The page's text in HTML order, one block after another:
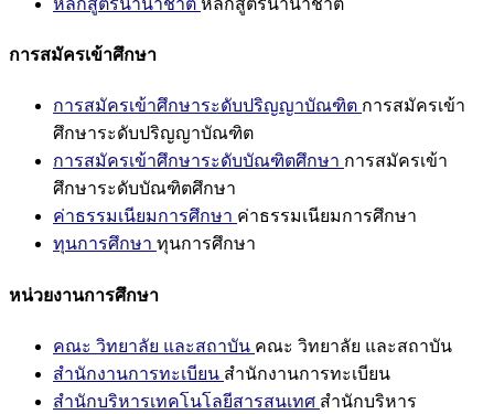
การสมัครเข้าศึกษา
การสมัครเข้าศึกษาระดับปริญญาบัณฑิต การสมัครเข้า
ศึกษาระดับปริญญาบัณฑิต
การสมัครเข้าศึกษาระดับบัณฑิตศึกษา การสมัครเข้า
ศึกษาระดับบัณฑิตศึกษา
ค่าธรรมเนียมการศึกษา ค่าธรรมเนียมการศึกษา
ทุนการศึกษา ทุนการศึกษา
หน่วยงานการศึกษา
คณะ วิทยาลัย และสถาบัน คณะ วิทยาลัย และสถาบัน
สำนักงานการทะเบียน สำนักงานการทะเบียน
สำนักบริหารเทคโนโลยีสารสนเทศ สำนักบริหาร